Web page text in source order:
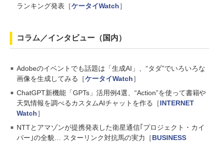
ランキング発表［ケータイWatch］
コラム／インタビュー（国内）
Adobeのイベントでも話題は「生成AI」、“タダ”でいろいろな
画像を生成してみる［ケータイWatch］
ChatGPT新機能「GPTs」活用例4選、“Action”を使って書籍や
天気情報を調べるカスタムAIチャットを作る［INTERNET
Watch］
NTTとアマゾンが提携発表した衛星通信｢プロジェクト・カイ
パー｣の全貌… スターリンク対抗馬の実力［BUSINESS